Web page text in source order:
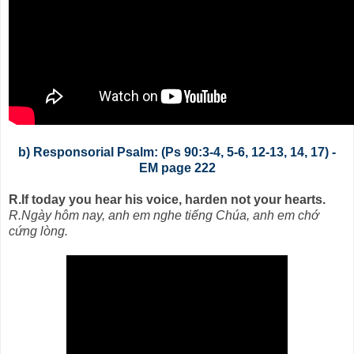
b) Responsorial Psalm: (Ps 90:3-4, 5-6, 12-13, 14, 17) -
EM page 222
R.If today you hear his voice, harden not your hearts.
R.Ngày hôm nay, anh em nghe tiếng Chúa, anh em chớ
cứng lòng.